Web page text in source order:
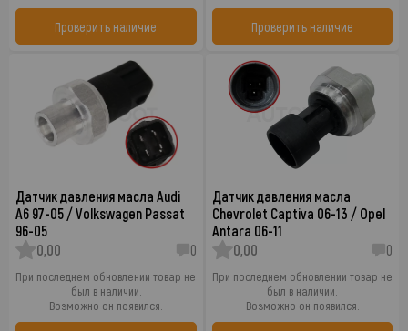
Проверить наличие Проверить наличие
Датчик давления масла Audi
A6 97-05 / Volkswagen Passat
96-05
0,00
0
При последнем обновлении товар не
был в наличии.
Возможно он появился.
Датчик давления масла
Chevrolet Captiva 06-13 / Opel
Antara 06-11
0,00
0
При последнем обновлении товар не
был в наличии.
Возможно он появился.